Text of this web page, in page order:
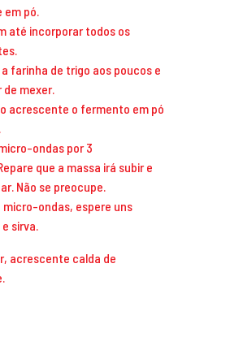
em pó.
até incorporar todos os
a farinha de trigo aos poucos e
de mexer.
acrescente o fermento em pó
ondas por 3
que a massa irá subir e
Não se preocupe.
micro-ondas, espere uns
sirva.
acrescente calda de